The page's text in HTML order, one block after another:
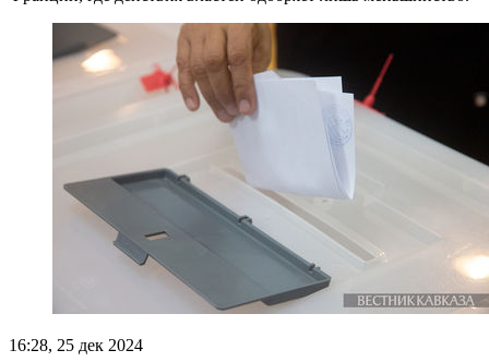
16:28, 25 дек 2024